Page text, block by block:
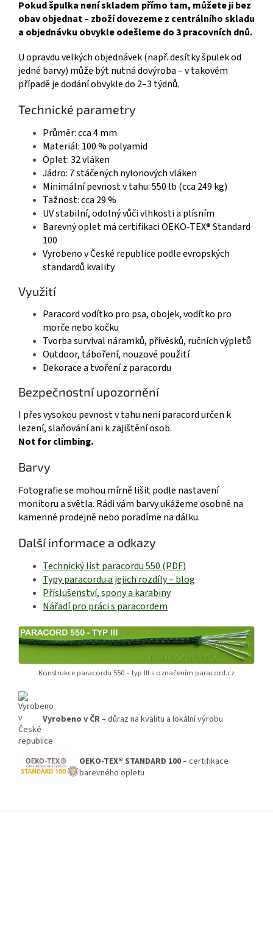
Pokud špulka není skladem přímo tam, můžete ji bez
obav objednat – zboží dovezeme z centrálního skladu
a objednávku obvykle odešleme do 3 pracovních dnů.
U opravdu velkých objednávek (např. desítky špulek od
jedné barvy) může být nutná dovýroba – v takovém
případě je dodání obvykle do 2–3 týdnů.
Technické parametry
Průměr: cca 4 mm
Materiál: 100 % polyamid
Oplet: 32 vláken
Jádro: 7 stáčených nylonových vláken
Minimální pevnost v tahu: 550 lb (cca 249 kg)
Tažnost: cca 29 %
UV stabilní, odolný vůči vlhkosti a plísním
Barevný oplet má certifikaci OEKO-TEX® Standard
100
Vyrobeno v České republice podle evropských
standardů kvality
Využití
Paracord vodítko pro psa, obojek, vodítko pro
morče nebo kočku
Tvorba survival náramků, přívěsků, ručních výpletů
Outdoor, táboření, nouzové použití
Dekorace a tvoření z paracordu
Bezpečnostní upozornění
I přes vysokou pevnost v tahu není paracord určen k
lezení, slaňování ani k zajištění osob.
Not for climbing.
Barvy
Fotografie se mohou mírně lišit podle nastavení
monitoru a světla. Rádi vám barvy ukážeme osobně na
kamenné prodejně nebo poradíme na dálku.
Další informace a odkazy
Technický list paracordu 550 (PDF)
Typy paracordu a jejich rozdíly – blog
Příslušenství, spony a karabiny
Nářadí pro práci s paracordem
Konstrukce paracordu 550 – typ III s označením paracord.cz
Vyrobeno v ČR– důraz na kvalitu a lokální výrobu
OEKO-TEX® STANDARD 100– certifikace
barevného opletu